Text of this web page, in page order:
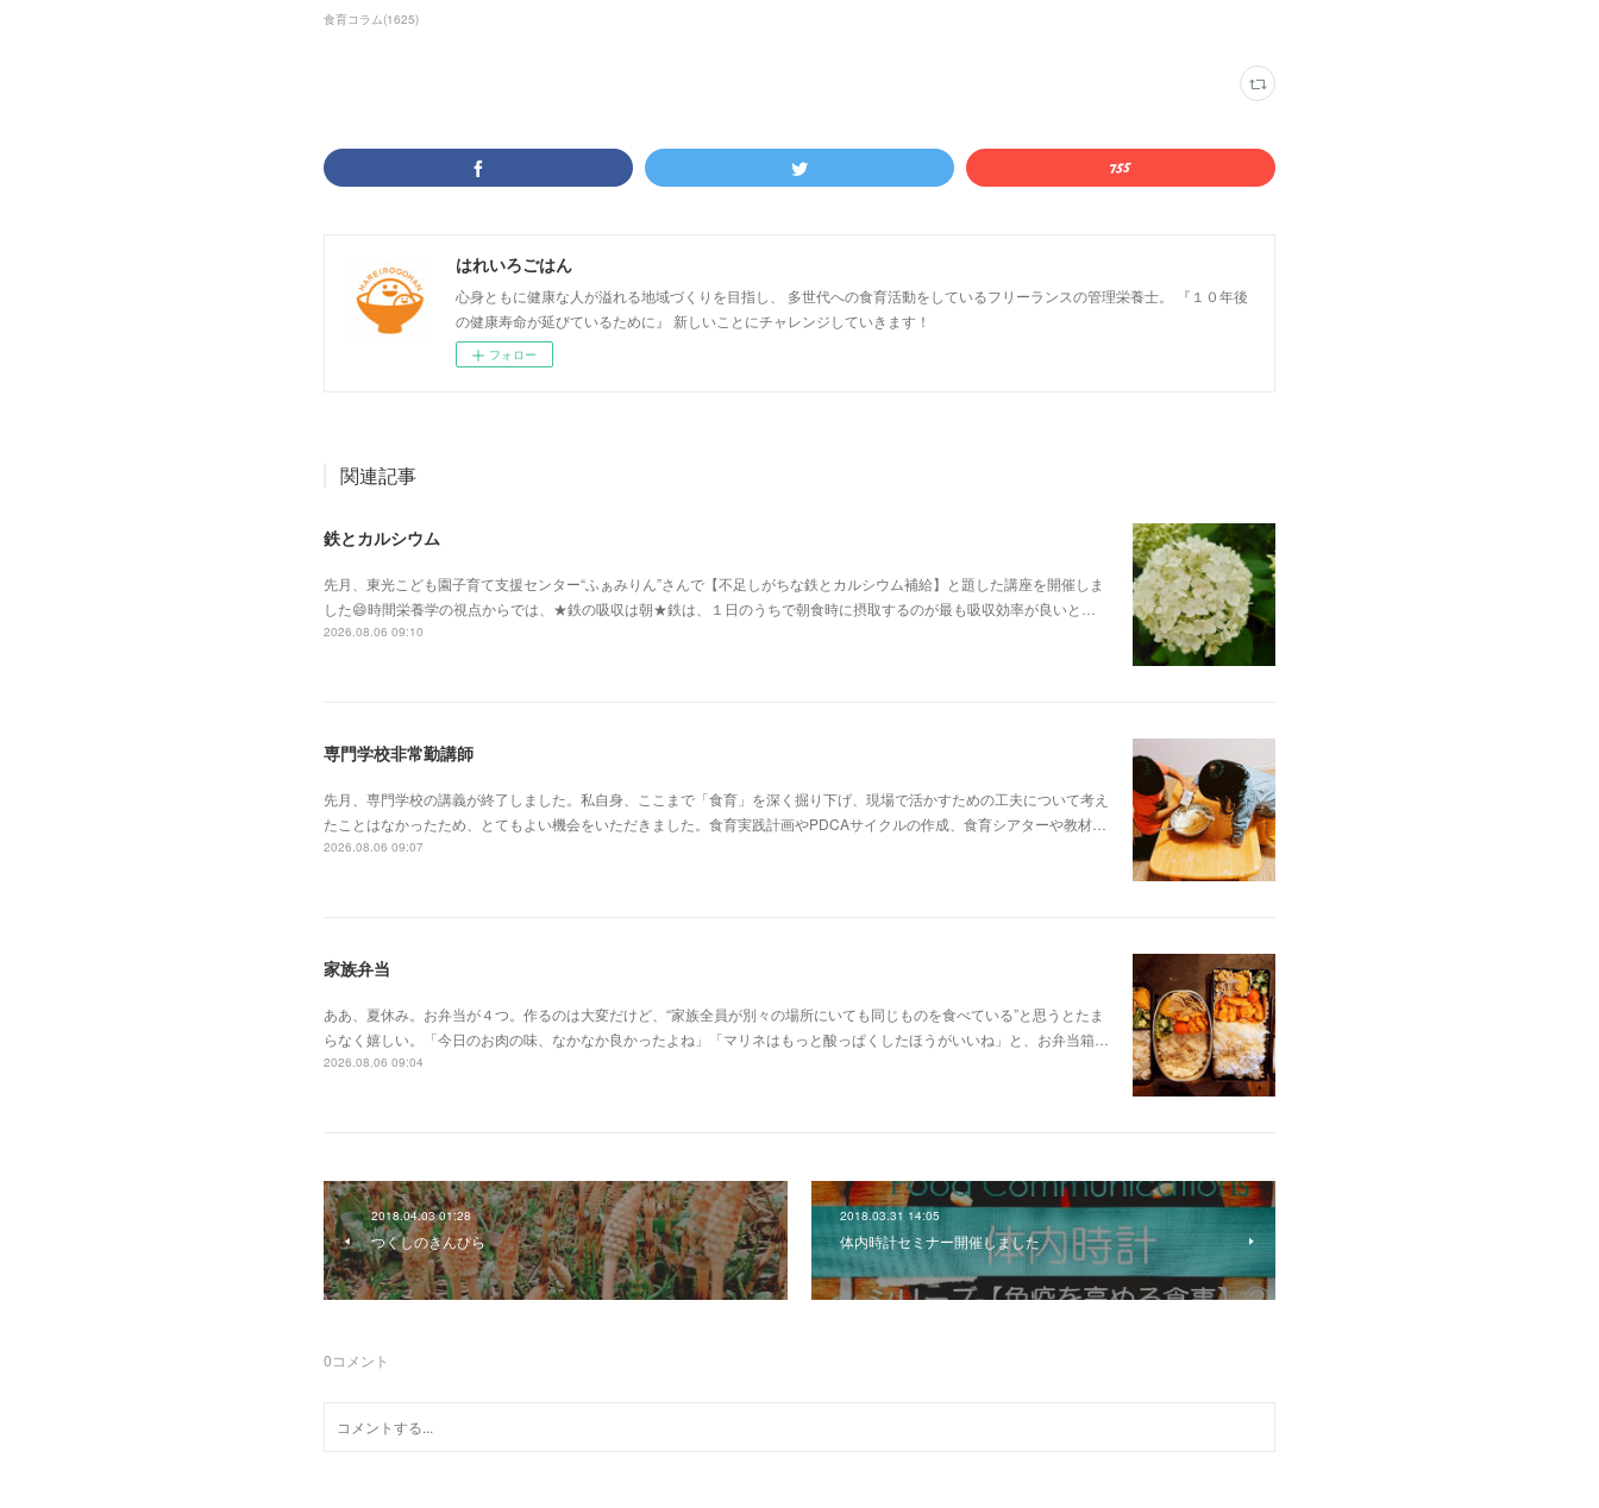
食育コラム(1625)
はれいろごはん
心身ともに健康な人が溢れる地域づくりを目指し、 多世代への食育活動をしているフリーランスの管理栄養士。 『１０年後
の健康寿命が延びているために』 新しいことにチャレンジしていきます！
フォロー
関連記事
鉄とカルシウム
先月、東光こども園子育て支援センター“ふぁみりん”さんで【不足しがちな鉄とカルシウム補給】と題した講座を開催しま
した😄時間栄養学の視点からでは、★鉄の吸収は朝★​鉄は、１日のうちで朝食時に摂取するのが最も吸収効率が良いと…
2026.08.06 09:10
専門学校非常勤講師
先月、専門学校の講義が終了しました。私自身、ここまで「食育」を深く掘り下げ、現場で活かすための工夫について考え
たことはなかったため、とてもよい機会をいただきました。食育実践計画やPDCAサイクルの作成、食育シアターや教材…
2026.08.06 09:07
家族弁当
ああ、夏休み。お弁当が４つ。作るのは大変だけど、“家族全員が別々の場所にいても同じものを食べている”と思うとたま
らなく嬉しい。「今日のお肉の味、なかなか良かったよね」「マリネはもっと酸っぱくしたほうがいいね」と、お弁当箱…
2026.08.06 09:04
2018.04.03 01:28
つくしのきんぴら
2018.03.31 14:05
体内時計セミナー開催しました
0コメント